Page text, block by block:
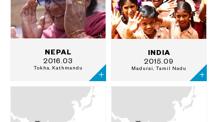
NEPAL
2016.03
Tokha, Kathmandu
INDIA
2015.09
Madurai, Tamil Nadu